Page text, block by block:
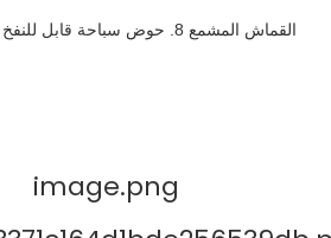
7. هيكل الغشاء خيمة النسيج PVC القماش المشمع 8. حوض سباحة قابل للنفخ 9. بولي كلوريد الفينيل نفخ ترتد